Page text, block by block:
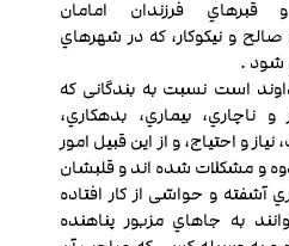
و قبرهاي فرزندان امامان
صالح و نیکوکار، که در شهرهاي
شود .
است نسبت به بندگانی که
ناچاري، بیماري، بدهکاري،
و احتیاج، و از این قبیل امور
و مشکلات شده ‏اند و قلب‏شان
آشفته و حواسّی از کار افتاده
به جاهاي مزبور پناهنده